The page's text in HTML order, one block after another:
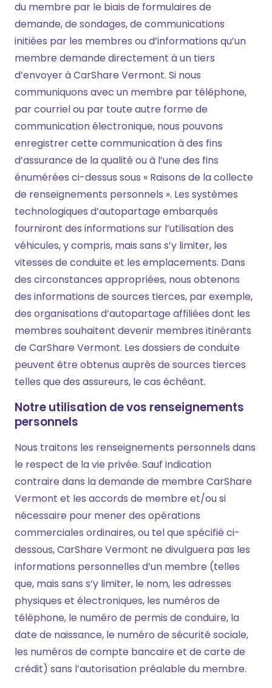
du membre par le biais de formulaires de
demande, de sondages, de communications
initiées par les membres ou d’informations qu’un
membre demande directement à un tiers
d’envoyer à CarShare Vermont. Si nous
communiquons avec un membre par téléphone,
par courriel ou par toute autre forme de
communication électronique, nous pouvons
enregistrer cette communication à des fins
d’assurance de la qualité ou à l’une des fins
énumérées ci-dessus sous « Raisons de la collecte
de renseignements personnels ». Les systèmes
technologiques d’autopartage embarqués
fourniront des informations sur l’utilisation des
véhicules, y compris, mais sans s’y limiter, les
vitesses de conduite et les emplacements. Dans
des circonstances appropriées, nous obtenons
des informations de sources tierces, par exemple,
des organisations d’autopartage affiliées dont les
membres souhaitent devenir membres itinérants
de CarShare Vermont. Les dossiers de conduite
peuvent être obtenus auprès de sources tierces
telles que des assureurs, le cas échéant.
Notre utilisation de vos renseignements
personnels
Nous traitons les renseignements personnels dans
le respect de la vie privée. Sauf indication
contraire dans la demande de membre CarShare
Vermont et les accords de membre et/ou si
nécessaire pour mener des opérations
commerciales ordinaires, ou tel que spécifié ci-
dessous, CarShare Vermont ne divulguera pas les
informations personnelles d’un membre (telles
que, mais sans s’y limiter, le nom, les adresses
physiques et électroniques, les numéros de
téléphone, le numéro de permis de conduire, la
date de naissance, le numéro de sécurité sociale,
les numéros de compte bancaire et de carte de
crédit) sans l’autorisation préalable du membre.